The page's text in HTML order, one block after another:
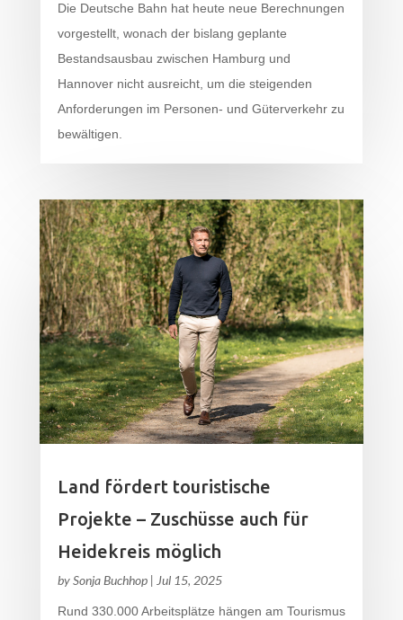
Die Deutsche Bahn hat heute neue Berechnungen
vorgestellt, wonach der bislang geplante
Bestandsausbau zwischen Hamburg und
Hannover nicht ausreicht, um die steigenden
Anforderungen im Personen- und Güterverkehr zu
bewältigen.
Land fördert touristische
Projekte – Zuschüsse auch für
Heidekreis möglich
bySonja Buchhop| Jul 15, 2025
Rund 330.000 Arbeitsplätze hängen am Tourismus